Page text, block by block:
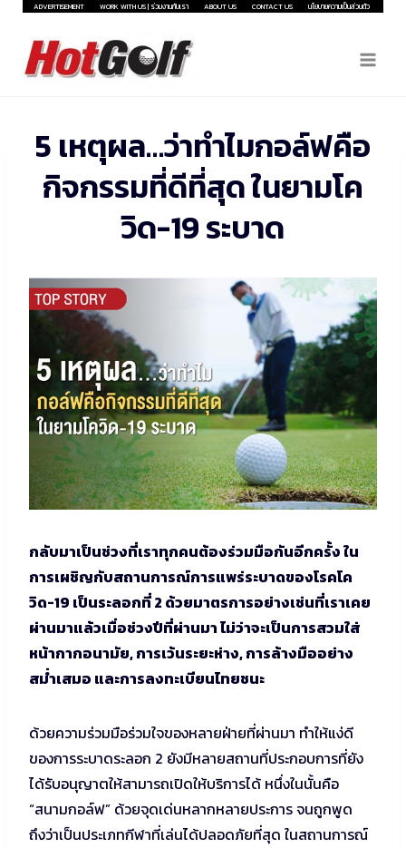
Skip
content
ADVERTISEMENT WORK WITH US | ร่วมงานกับเรา ABOUT US CONTACT US นโยบายความเป็นส่วนตัว
5 เหตุผล…ว่าทำไมกอล์ฟคือ
กิจกรรมที่ดีที่สุด ในยามโค
วิด-19 ระบาด
กลับมาเป็นช่วงที่เราทุกคนต้องร่วมมือกันอีกครั้ง ใน
การเผชิญกับสถานการณ์การแพร่ระบาดของโรคโค
วิด-19 เป็นระลอกที่ 2 ด้วยมาตรการอย่างเช่นที่เราเคย
ผ่านมาแล้วเมื่อช่วงปีที่ผ่านมา ไม่ว่าจะเป็นการสวมใส่
หน้ากากอนามัย, การเว้นระยะห่าง, การล้างมืออย่าง
สม่ำเสมอ และการลงทะเบียนไทยชนะ
ด้วยความร่วมมือร่วมใจของหลายฝ่ายที่ผ่านมา ทำให้แง่ดี
ของการระบาดระลอก 2 ยังมีหลายสถานที่ประกอบการที่ยัง
ได้รับอนุญาตให้สามารถเปิดให้บริการได้ หนึ่งในนั้นคือ
“สนามกอล์ฟ” ด้วยจุดเด่นหลากหลายประการ จนถูกพูด
ถึงว่าเป็นประเภทกีฬาที่เล่นได้ปลอดภัยที่สุด ในสถานการณ์